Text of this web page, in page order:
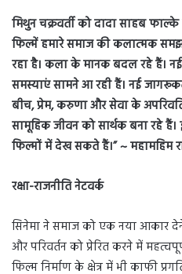
मिथुन चक्रवर्ती को दादा साहब
फिल्में हमारे समाज की कलात्मक समझ
रहा है। कला के मानक बदल रहे हैं। नई
समस्याएं सामने आ रही हैं। नई
बीच, प्रेम, करुणा और सेवा के
सामूहिक जीवन को सार्थक बना रहे
फिल्मों में देख सकते हैं।” ~ महामहिम
रक्षा-राजनीति नेटवर्क
सिनेमा ने समाज को एक नया आकार
और परिवर्तन को प्रेरित करने में
फिल्म निर्माण के क्षेत्र में भी काफी